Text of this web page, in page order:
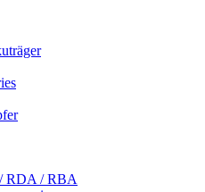
RDA / RBA